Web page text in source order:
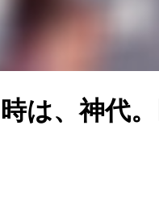
時は、神代